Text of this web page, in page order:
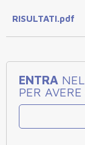
RISULTATI.pdf
ENTRA NEL
PER